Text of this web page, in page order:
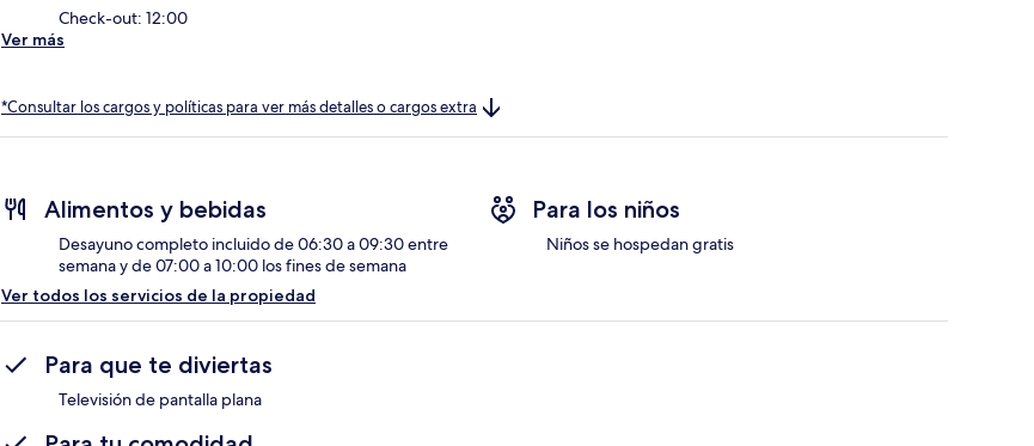
Check-out: 12:00
Ver más
*Consultar los cargos y políticas para ver más detalles o cargos extra
Alimentos y bebidas
Desayuno completo incluido de 06:30 a 09:30 entre
semana y de 07:00 a 10:00 los fines de semana
Para los niños
Niños se hospedan gratis
Ver todos los servicios de la propiedad
Para que te diviertas
Televisión de pantalla plana